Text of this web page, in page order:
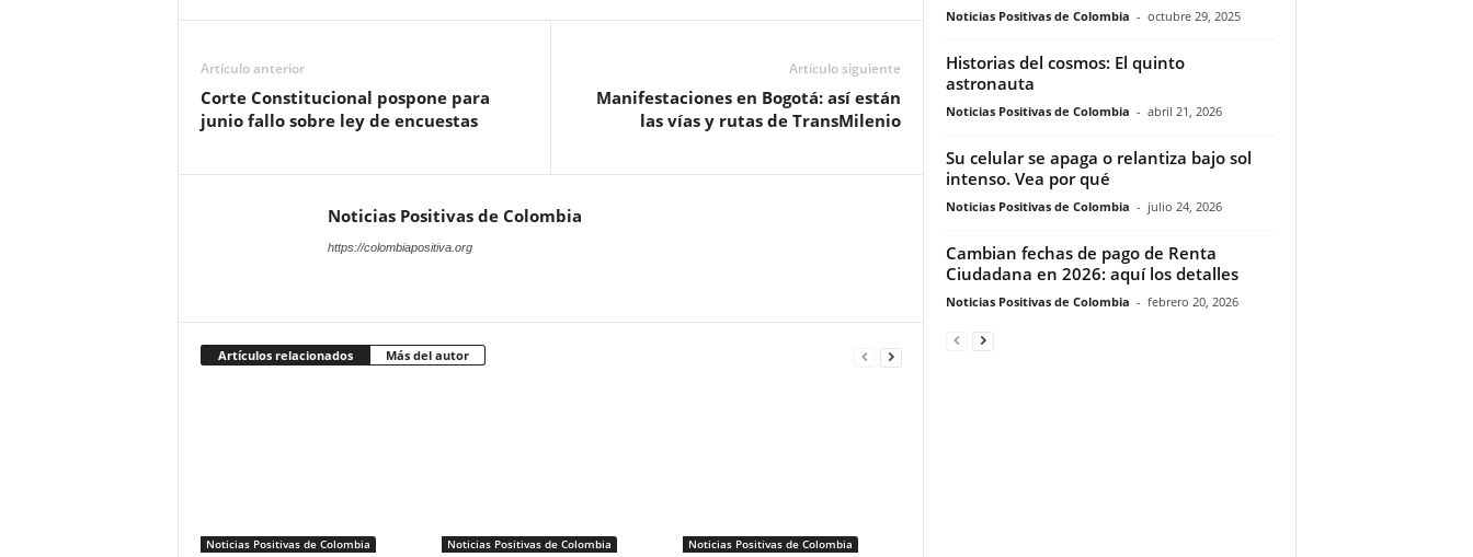
Artículo anterior
Corte Constitucional pospone para
junio fallo sobre ley de encuestas
Artículo siguiente
Manifestaciones en Bogotá: así están
las vías y rutas de TransMilenio
Noticias Positivas de Colombia
https://colombiapositiva.org
Artículos relacionados Más del autor
Noticias Positivas de Colombia Noticias Positivas de Colombia Noticias Positivas de Colombia
Noticias Positivas de Colombia - octubre 29, 2025
Historias del cosmos: El quinto
astronauta
Noticias Positivas de Colombia - abril 21, 2026
Su celular se apaga o relantiza bajo sol
intenso. Vea por qué
Noticias Positivas de Colombia - julio 24, 2026
Cambian fechas de pago de Renta
Ciudadana en 2026: aquí los detalles
Noticias Positivas de Colombia - febrero 20, 2026